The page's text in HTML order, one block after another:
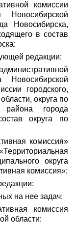
комиссии
Новосибирской
Новосибирска,
в состав
редакции:
Новосибирской
городского,
округа по
района города
округа по
комиссия»
округа
комиссия»;
на нее задач:
комиссия
области: